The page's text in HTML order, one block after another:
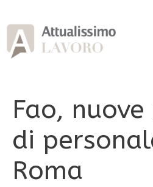
al
contenuto
Fao,
di
Roma